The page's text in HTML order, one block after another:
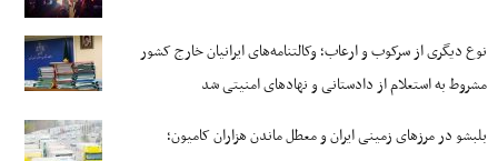
نوع دیگری از سرکوب و ارعاب؛ وکالتنامه‌های ایرانیان خارج کشور
مشروط به استعلام از دادستانی و نهادهای امنیتی شد
بلبشو در مرزهای زمینی ایران و معطل ماندن هزاران کامیون؛